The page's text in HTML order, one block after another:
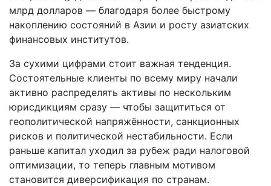
млрд долларов — благодаря более быстрому
накоплению состояний в Азии и росту азиатских
финансовых институтов.
За сухими цифрами стоит важная тенденция.
Состоятельные клиенты по всему миру начали
активно распределять активы по нескольким
юрисдикциям сразу — чтобы защититься от
геополитической напряжённости, санкционных
рисков и политической нестабильности. Если
раньше капитал уходил за рубеж ради налоговой
оптимизации, то теперь главным мотивом
становится диверсификация по странам.